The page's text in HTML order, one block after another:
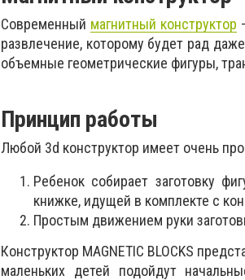
Современный магнитный конструктор
развлечение, которому будет рад
объемные геометрические фигуры,
Принцип работы
Любой 3d конструктор имеет очень
Ребенок собирает заготовку
книжке, идущей в комплекте с
Простым движением руки
Конструктор MAGNETIC BLOCKS
маленьких детей подойдут